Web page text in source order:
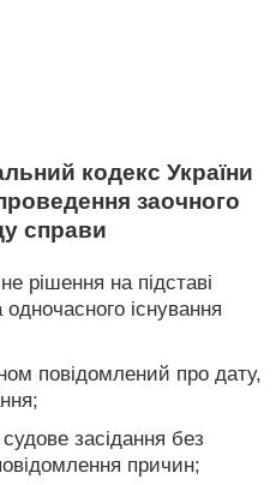
кодекс України
заочного
справи
рішення на підставі
одночасного існування
повідомлений про дату,
засідання без
причин;